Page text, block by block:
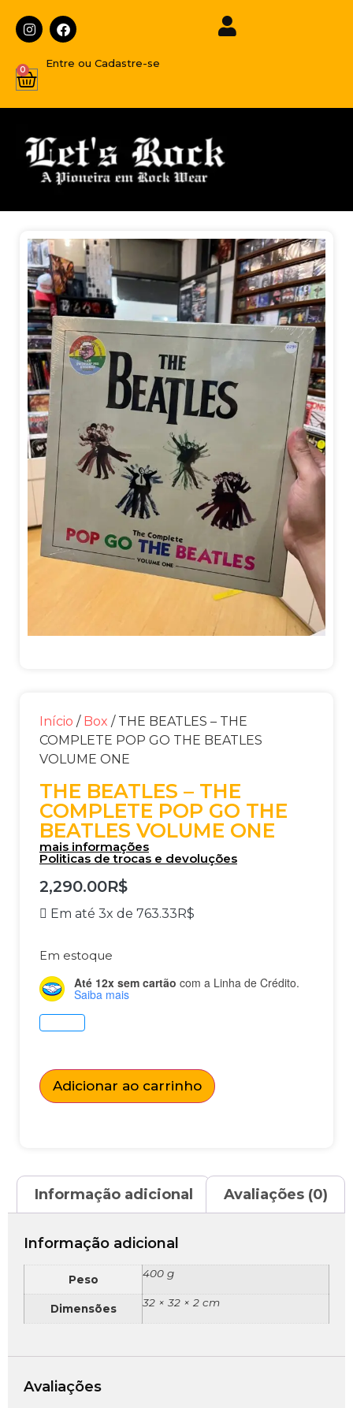
Entre ou Cadastre-se
0
Início / Box / THE BEATLES – THE
COMPLETE POP GO THE BEATLES
VOLUME ONE
THE BEATLES – THE
COMPLETE POP GO THE
BEATLES VOLUME ONE
mais informações
Politicas de trocas e devoluções
2,290.00R$
Em até 3x de 763.33R$
Em estoque
Até 12x sem cartão com a Linha de Crédito.
Saiba mais
Adicionar ao carrinho
Informação adicional Avaliações (0)
Informação adicional
Peso 400 g
Dimensões 32 × 32 × 2 cm
Avaliações